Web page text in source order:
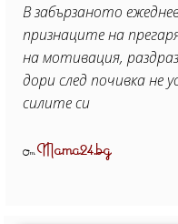
В забързаното
признаците на
на мотивация,
дори след почивка не
силите си
ОтMama24.bg